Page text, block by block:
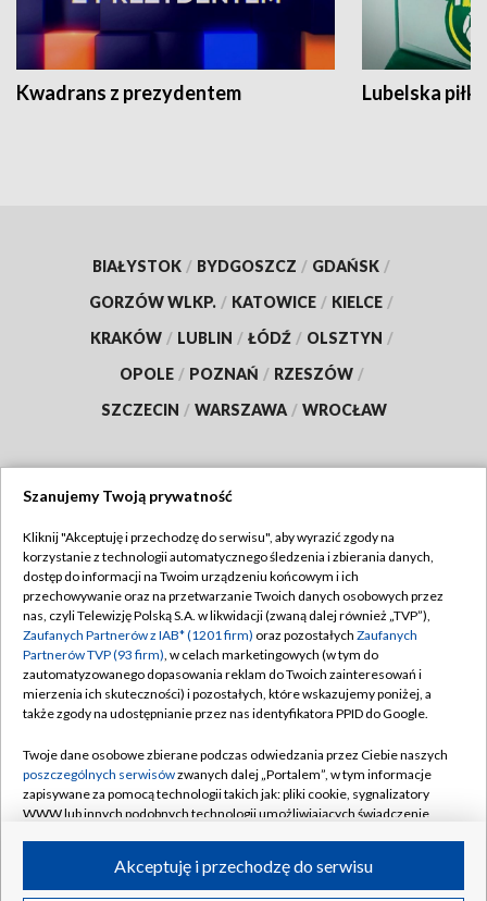
Kwadrans z prezydentem Lubelska piłka
BIAŁYSTOK / BYDGOSZCZ / GDAŃSK /
GORZÓW WLKP. / KATOWICE / KIELCE /
KRAKÓW / LUBLIN / ŁÓDŹ / OLSZTYN /
OPOLE / POZNAŃ / RZESZÓW /
SZCZECIN / WARSZAWA / WROCŁAW
TVP
Abonament TVP
Emisja w TVP
Centrum informacji TVP
Naziemna Telewizja Cyfrowa
Rada Programowa
System NOS
Informacje o nadawcy
Program dla prasy
Regulamin TVP
Polityka prywatności
Moje zgody
Pomoc
Kontakt
Kanały
Szanujemy Twoją prywatność
Kliknij "Akceptuję i przechodzę do serwisu", aby wyrazić zgody na
korzystanie z technologii automatycznego śledzenia i zbierania danych,
dostęp do informacji na Twoim urządzeniu końcowym i ich
przechowywanie oraz na przetwarzanie Twoich danych osobowych przez
nas, czyli Telewizję Polską S.A. w likwidacji (zwaną dalej również „TVP”),
Zaufanych Partnerów z IAB* (1201 firm) oraz pozostałych Zaufanych
Partnerów TVP (93 firm), w celach marketingowych (w tym do
zautomatyzowanego dopasowania reklam do Twoich zainteresowań i
mierzenia ich skuteczności) i pozostałych, które wskazujemy poniżej, a
także zgody na udostępnianie przez nas identyfikatora PPID do Google.
Twoje dane osobowe zbierane podczas odwiedzania przez Ciebie naszych
poszczególnych serwisówzwanych dalej „Portalem”, w tym informacje
zapisywane za pomocą technologii takich jak: pliki cookie, sygnalizatory
WWW lub innych podobnych technologii umożliwiających świadczenie
ruchu w Internecie.Akceptuję i przechodzę do serwisu